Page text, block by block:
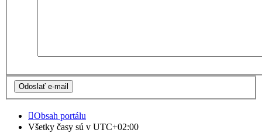
Obsah portálu
Všetky časy sú v UTC+02:00